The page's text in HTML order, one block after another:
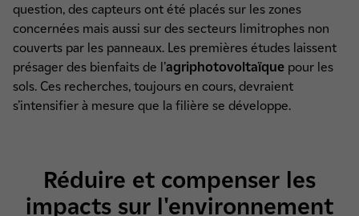
question, des capteurs ont été placés sur les zones
concernées mais aussi sur des secteurs limitrophes non
couverts par les panneaux. Les premières études laissent
présager des bienfaits de l’agriphotovoltaïque pour les
sols. Ces recherches, toujours en cours, devraient
s’intensifier à mesure que la filière se développe.
Réduire et compenser les
impacts sur l'environnement